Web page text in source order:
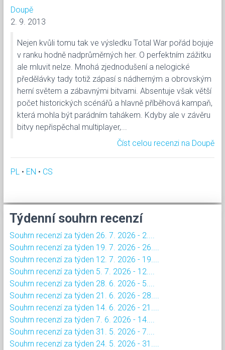
Doupě
2. 9. 2013
Nejen kvůli tomu tak ve výsledku Total War pořád bojuje
v ranku hodně nadprůměrných her. O perfektním zážitku
ale mluvit nelze. Mnohá zjednodušení a nelogické
předělávky tady totiž zápasí s nádherným a obrovským
herní světem a zábavnými bitvami. Absentuje však větší
počet historických scénářů a hlavně příběhová kampaň,
která mohla být parádním tahákem. Kdyby ale v závěru
bitvy nepřispěchal multiplayer,...
Číst celou recenzi na Doupě
PL • EN • CS
Týdenní souhrn recenzí
Souhrn recenzí za týden 26. 7. 2026 - 2....
Souhrn recenzí za týden 19. 7. 2026 - 26....
Souhrn recenzí za týden 12. 7. 2026 - 19....
Souhrn recenzí za týden 5. 7. 2026 - 12....
Souhrn recenzí za týden 28. 6. 2026 - 5....
Souhrn recenzí za týden 21. 6. 2026 - 28....
Souhrn recenzí za týden 14. 6. 2026 - 21....
Souhrn recenzí za týden 7. 6. 2026 - 14....
Souhrn recenzí za týden 31. 5. 2026 - 7....
Souhrn recenzí za týden 24. 5. 2026 - 31....